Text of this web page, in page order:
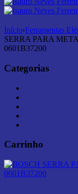
Início›Ferramentas
SERRA PARA
0601B37200
Categorias
Carrinho